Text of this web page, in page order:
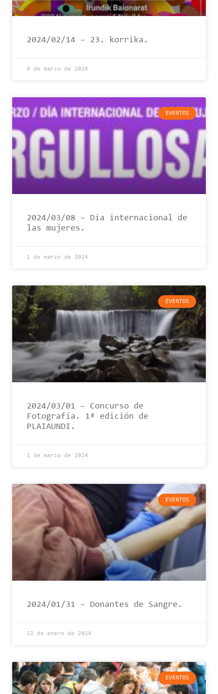
2024/02/14 – 23. korrika.
4 de marzo de 2024
EVENTOS
2024/03/08 – Día internacional de
las mujeres.
1 de marzo de 2024
EVENTOS
2024/03/01 – Concurso de
Fotografía. 1ª edición de
PLAIAUNDI.
1 de marzo de 2024
EVENTOS
2024/01/31 – Donantes de Sangre.
22 de enero de 2024
EVENTOS